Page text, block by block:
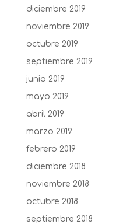
diciembre 2019
noviembre 2019
octubre 2019
septiembre 2019
junio 2019
mayo 2019
abril 2019
marzo 2019
febrero 2019
diciembre 2018
noviembre 2018
octubre 2018
septiembre 2018